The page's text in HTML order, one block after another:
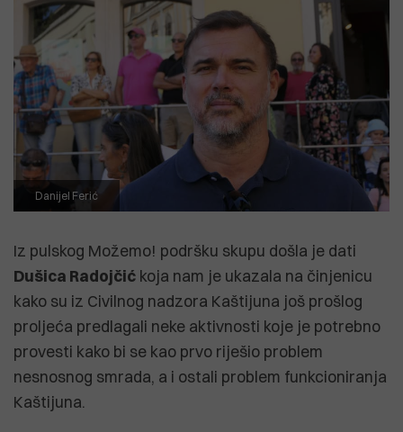
Danijel Ferić
Iz pulskog Možemo! podršku skupu došla je dati
Dušica Radojčić koja nam je ukazala na činjenicu
kako su iz Civilnog nadzora Kaštijuna još prošlog
proljeća predlagali neke aktivnosti koje je potrebno
provesti kako bi se kao prvo riješio problem
nesnosnog smrada, a i ostali problem funkcioniranja
Kaštijuna.